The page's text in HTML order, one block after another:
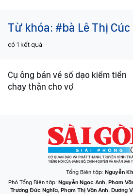
Từ khóa: #bà Lê Thị Cúc
có 1 kết quả
Cụ ông bán vé số dạo kiếm tiền
chạy thận cho vợ
Tổng Biên tập: Nguyễn
Phó Tổng Biên tập: Nguyễn Ngọc Anh, Phạm
Trương Đức Nghĩa, Phạm Thị Vân Anh, Dương